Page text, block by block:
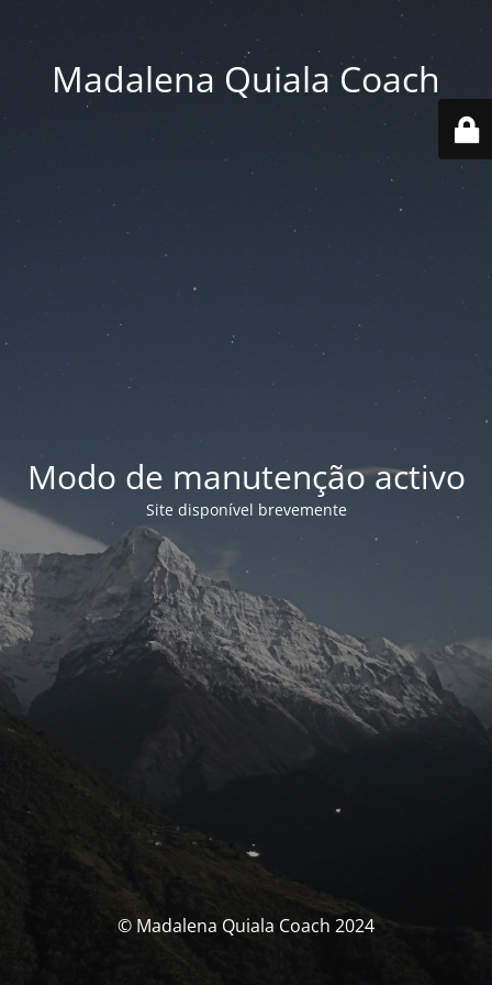
Madalena Quiala Coach
Modo de manutenção activo
Site disponível brevemente
© Madalena Quiala Coach 2024